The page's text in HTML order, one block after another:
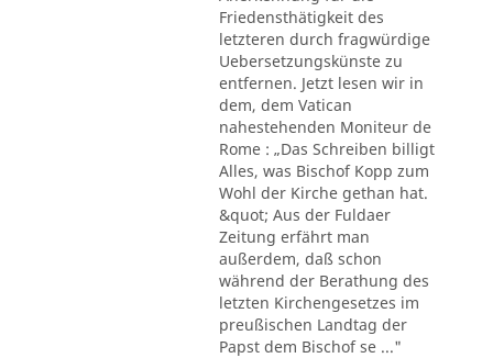
Friedensthätigkeit des
letzteren durch fragwürdige
Uebersetzungskünste zu
entfernen. Jetzt lesen wir in
dem, dem Vatican
nahestehenden Moniteur de
Rome : „Das Schreiben billigt
Alles, was Bischof Kopp zum
Wohl der Kirche gethan hat.
&quot; Aus der Fuldaer
Zeitung erfährt man
außerdem, daß schon
während der Berathung des
letzten Kirchengesetzes im
preußischen Landtag der
Papst dem Bischof se ..."